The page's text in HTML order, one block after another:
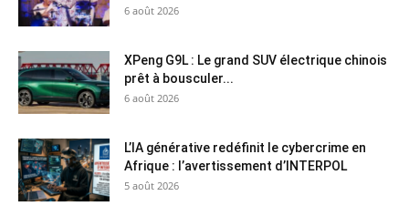
6 août 2026
XPeng G9L : Le grand SUV électrique chinois
prêt à bousculer...
6 août 2026
L’IA générative redéfinit le cybercrime en
Afrique : l’avertissement d’INTERPOL
5 août 2026